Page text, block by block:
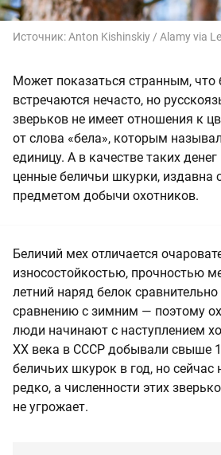
Источник:Anton Kishinskiy / Alamy via
Может показаться странным, что
встречаются нечасто, но
зверьков не имеет отношения к
от слова «бела», которым
единицу. А в качестве таких
ценные беличьи шкурки, издавна
предметом добычи охотников.
Беличий мех отличается
износостойкостью, прочностью
летний наряд белок
сравнению с зимним — поэтому
люди начинают с наступлением
XX века в СССР добывали свыше
беличьих шкурок в год, но сейчас
редко, а численности этих
не угрожает.